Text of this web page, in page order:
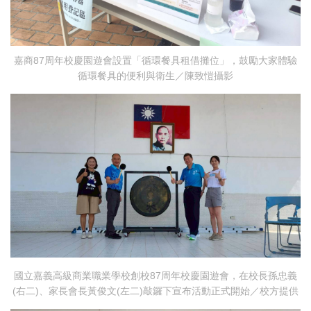
嘉商87周年校慶園遊會設置「循環餐具租借攤位」，鼓勵大家體驗
循環餐具的便利與衛生／陳致愷攝影
國立嘉義高級商業職業學校創校87周年校慶園遊會，在校長孫忠義
(右二)、家長會長黃俊文(左二)敲鑼下宣布活動正式開始／校方提供